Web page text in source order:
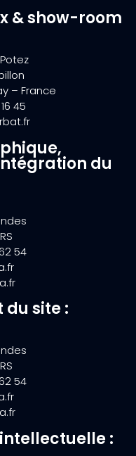
& show-room
– France
45
du
54
site :
54
: